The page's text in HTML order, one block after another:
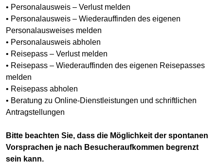
• Personalausweis – Verlust melden
• Personalausweis – Wiederauffinden des eigenen
Personalausweises melden
• Personalausweis abholen
• Reisepass – Verlust melden
• Reisepass – Wiederauffinden des eigenen Reisepasses
melden
• Reisepass abholen
• Beratung zu Online-Dienstleistungen und schriftlichen
Antragstellungen
Bitte beachten Sie, dass die Möglichkeit der spontanen
Vorsprachen je nach Besucheraufkommen begrenzt
sein kann.